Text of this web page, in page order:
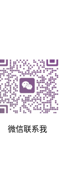
微信联系我